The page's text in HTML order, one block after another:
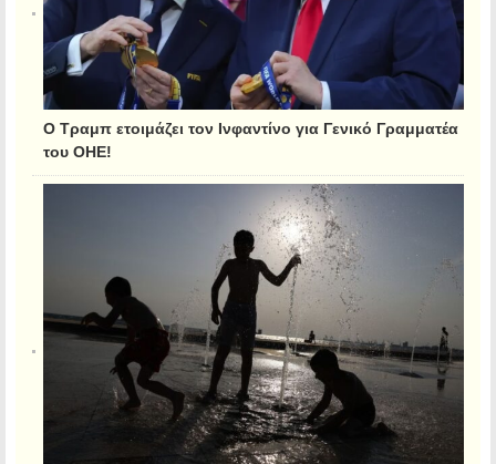
Ο Τραμπ ετοιμάζει τον Ινφαντίνο για Γενικό Γραμματέα
του ΟΗΕ!